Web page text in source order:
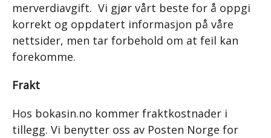
merverdiavgift. Vi gjør vårt beste for å oppgi
korrekt og oppdatert informasjon på våre
nettsider, men tar forbehold om at feil kan
forekomme.
Frakt
Hos bokasin.no kommer fraktkostnader i
tillegg. Vi benytter oss av Posten Norge for